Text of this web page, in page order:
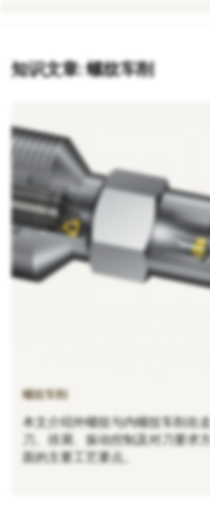
知识文章: 螺纹车削
螺纹车削
本文介绍外螺纹与内螺纹车削在走
刀、排屑、振动控制及对刀要求方
面的主要工艺要点。